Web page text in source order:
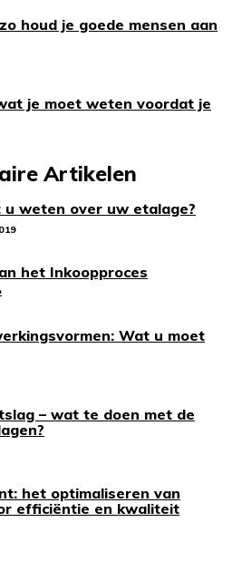
houd je goede mensen aan
je moet weten voordat je
Artikelen
weten over uw etalage?
het Inkoopproces
Wat u moet
– wat te doen met de
het optimaliseren van
efficiëntie en kwaliteit